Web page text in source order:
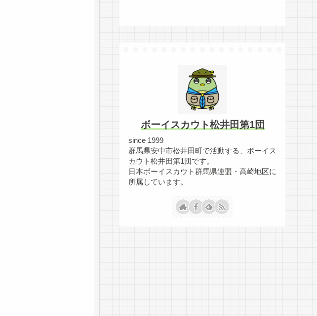
ボーイスカウト松井田第1団
since 1999
群馬県安中市松井田町で活動する、ボーイス
カウト松井田第1団です。
日本ボーイスカウト群馬県連盟・高崎地区に
所属しています。